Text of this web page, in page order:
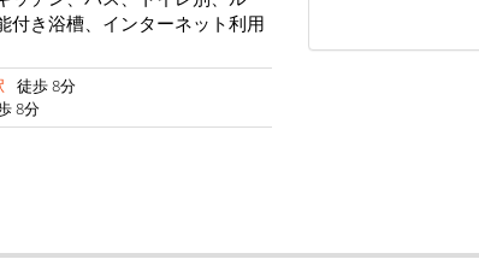
付き浴槽、インターネット利用
徒歩 8分
8分